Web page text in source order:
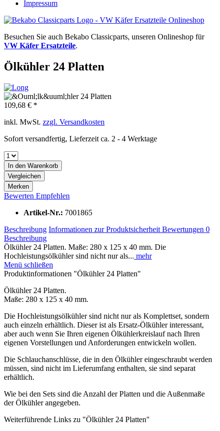
Impressum
Besuchen Sie auch Bekabo Classicparts, unseren Onlineshop für
VW Käfer Ersatzteile.
Ölkühler 24 Platten
109,68 € *
inkl. MwSt. zzgl. Versandkosten
Sofort versandfertig, Lieferzeit ca. 2 - 4 Werktage
In den Warenkorb
Vergleichen
Merken
Bewerten Empfehlen
Artikel-Nr.: 7001865
Beschreibung Informationen zur Produktsicherheit Bewertungen 0
Beschreibung
Ölkühler 24 Platten. Maße: 280 x 125 x 40 mm. Die
Hochleistungsölkühler sind nicht nur als... mehr
Menü schließen
Produktinformationen "Ölkühler 24 Platten"
Ölkühler 24 Platten.
Maße: 280 x 125 x 40 mm.
Die Hochleistungsölkühler sind nicht nur als Komplettset, sondern
auch einzeln erhältlich. Dieser ist als Ersatz-Ölkühler interessant,
aber auch wenn Sie Ihren eigenen Ölkühlerkreislauf nach Ihren
eigenen Vorstellungen und Anforderungen entwickeln wollen.
Die Schlauchanschlüsse, die in den Ölkühler eingeschraubt werden
müssen, sind nicht im Lieferumfang enthalten, sie sind separat
erhältlich.
Wie bei den Sets sind die Anzahl der Platten und die Außenmaße
der Ölkühler angegeben.
Weiterführende Links zu "Ölkühler 24 Platten"